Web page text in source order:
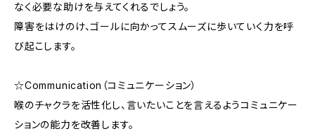
なく必要な助けを与えてくれるでしょう。
障害をはけのけ、ゴールに向かってスムーズに歩いていく力を呼
び起こします。
☆Communication（コミュニケーション）
喉のチャクラを活性化し、言いたいことを言えるようコミュニケー
ションの能力を改善します。